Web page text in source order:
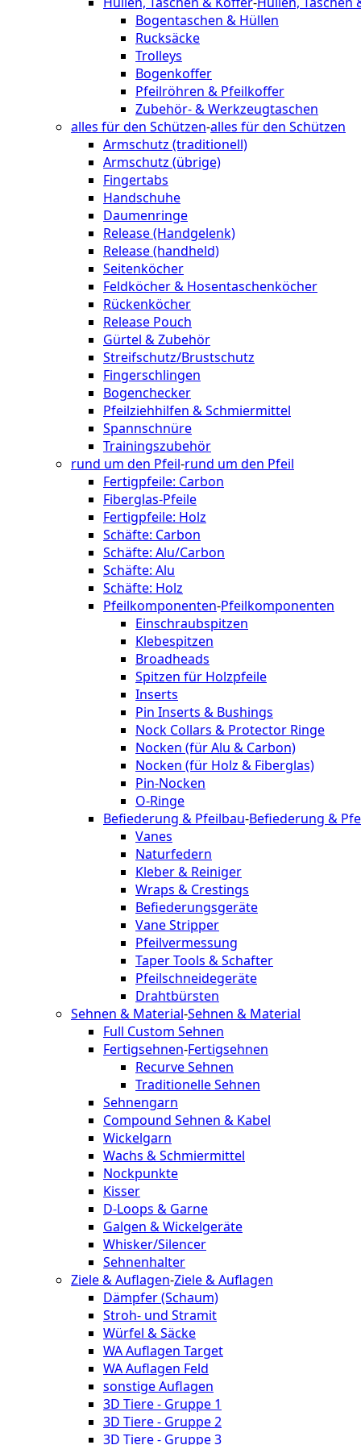
Bogentaschen & Hüllen
Rucksäcke
Trolleys
Bogenkoffer
Pfeilröhren & Pfeilkoffer
Zubehör- & Werkzeugtaschen
alles für den Schützen-alles für den Schützen
Armschutz (traditionell)
Armschutz (übrige)
Fingertabs
Handschuhe
Daumenringe
Release (Handgelenk)
Release (handheld)
Seitenköcher
Feldköcher & Hosentaschenköcher
Rückenköcher
Release Pouch
Gürtel & Zubehör
Streifschutz/Brustschutz
Fingerschlingen
Bogenchecker
Pfeilziehhilfen & Schmiermittel
Spannschnüre
Trainingszubehör
rund um den Pfeil-rund um den Pfeil
Fertigpfeile: Carbon
Fiberglas-Pfeile
Fertigpfeile: Holz
Schäfte: Carbon
Schäfte: Alu/Carbon
Schäfte: Alu
Schäfte: Holz
Pfeilkomponenten-Pfeilkomponenten
Einschraubspitzen
Klebespitzen
Broadheads
Spitzen für Holzpfeile
Inserts
Pin Inserts & Bushings
Nock Collars & Protector Ringe
Nocken (für Alu & Carbon)
Nocken (für Holz & Fiberglas)
Pin-Nocken
O-Ringe
Befiederung & Pfeilbau-Befiederung &
Vanes
Naturfedern
Kleber & Reiniger
Wraps & Crestings
Befiederungsgeräte
Vane Stripper
Pfeilvermessung
Taper Tools & Schafter
Pfeilschneidegeräte
Drahtbürsten
Sehnen & Material-Sehnen & Material
Full Custom Sehnen
Fertigsehnen-Fertigsehnen
Recurve Sehnen
Traditionelle Sehnen
Sehnengarn
Compound Sehnen & Kabel
Wickelgarn
Wachs & Schmiermittel
Nockpunkte
Kisser
D-Loops & Garne
Galgen & Wickelgeräte
Whisker/Silencer
Sehnenhalter
Ziele & Auflagen-Ziele & Auflagen
Dämpfer (Schaum)
Stroh- und Stramit
Würfel & Säcke
WA Auflagen Target
WA Auflagen Feld
sonstige Auflagen
3D Tiere - Gruppe 1
3D Tiere - Gruppe 2
3D Tiere - Gruppe 3